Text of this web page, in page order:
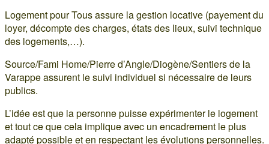
Logement pour Tous assure la gestion locative (payement du
loyer, décompte des charges, états des lieux, suivi technique
des logements,…).
Source/Fami Home/Pierre d’Angle/Diogène/Sentiers de la
Varappe assurent le suivi individuel si nécessaire de leurs
publics.
L’idée est que la personne puisse expérimenter le logement
et tout ce que cela implique avec un encadrement le plus
adapté possible et en respectant les évolutions personnelles.